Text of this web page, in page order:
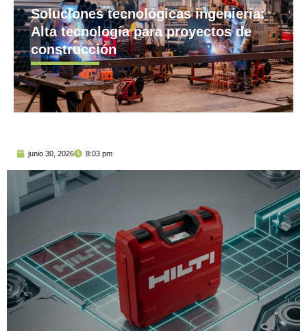
Soluciones tecnológicas ingeniería:
Alta tecnología para proyectos de
construcción
junio 30, 2026 8:03 pm